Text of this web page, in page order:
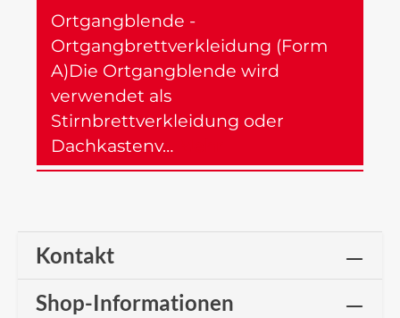
Ortgangblende -
Ortgangbrettverkleidung (Form
A)Die Ortgangblende wird
verwendet als
Stirnbrettverkleidung oder
Dachkastenv…
Kontakt
Shop-Informationen